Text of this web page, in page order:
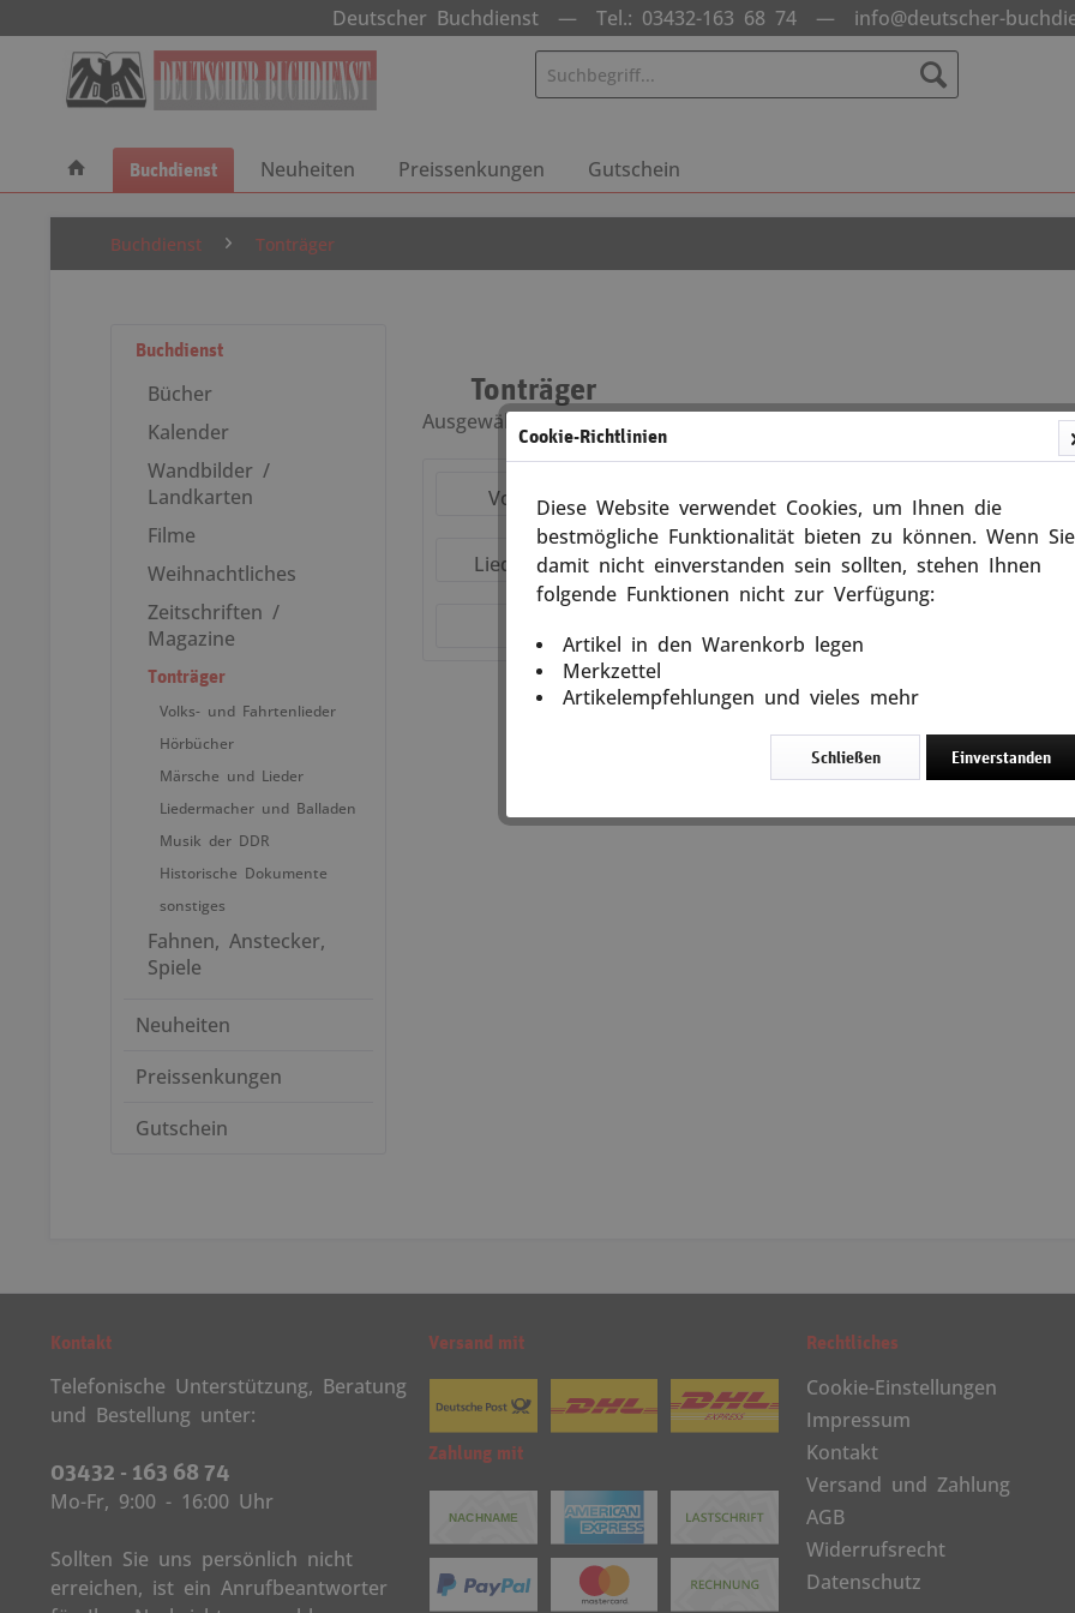
Deutscher Buchdienst — Tel.: 03432-163 68 74— info@deutscher-
Buchdienst Neuheiten Preissenkungen Gutschein
Buchdienst Tonträger
Buchdienst
Bücher
Kalender
Wandbilder /
Landkarten
Filme
Weihnachtliches
Zeitschriften /
Magazine
Tonträger
Volks- und Fahrtenlieder
Hörbücher
Märsche und Lieder
Liedermacher und Balladen
Musik der DDR
Historische Dokumente
sonstiges
Fahnen, Anstecker,
Spiele
Neuheiten
Preissenkungen
Gutschein
Tonträger
Ausgewählte Tonträger...
Volks- und Fahrtenlieder Hörbücher
Liedermacher und Balladen Musik der DDR
Kontakt
Telefonische Unterstützung, Beratung
und Bestellung unter:
03432 - 163 68 74
Mo-Fr, 9:00 - 16:00 Uhr
Sollten Sie uns persönlich nicht
erreichen, ist ein Anrufbeantworter
Versand mit
Zahlung mit
Rechtliches
Cookie-Einstellungen
Impressum
Kontakt
Versand und Zahlung
AGB
Widerrufsrecht
Datenschutz
Cookie-Richtlinien
Diese Website verwendet Cookies, um Ihnen die
bestmögliche Funktionalität bieten zu können. Wenn Sie
damit nicht einverstanden sein sollten, stehen Ihnen
folgende Funktionen nicht zur Verfügung:
Artikel in den Warenkorb legen
Merkzettel
Artikelempfehlungen und vieles mehr
Einverstanden
Schließen